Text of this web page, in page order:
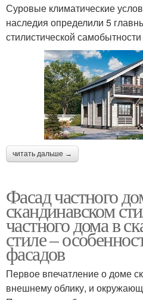
Суровые климатические
наследия определили 5
стилистической
читать дальше →
Фасад частного
скандинавском
частного дома в
стиле –
фасадов
Первое впечатление о доме
внешнему облику, и